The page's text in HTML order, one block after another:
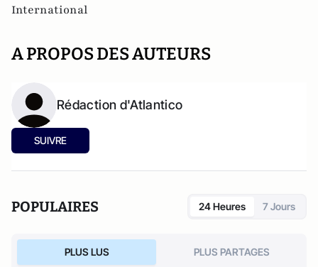
International
A PROPOS DES AUTEURS
Rédaction d'Atlantico
SUIVRE
POPULAIRES 24 Heures 7 Jours
PLUS LUS PLUS PARTAGES